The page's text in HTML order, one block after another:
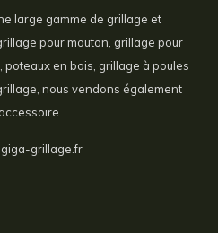
large gamme de grillage et
pour mouton, grillage pour
en bois, grillage à poules
nous vendons également
grillage.fr